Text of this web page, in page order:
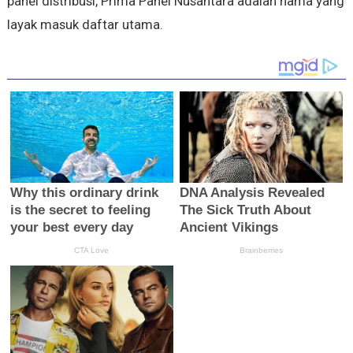
layak masuk daftar utama.